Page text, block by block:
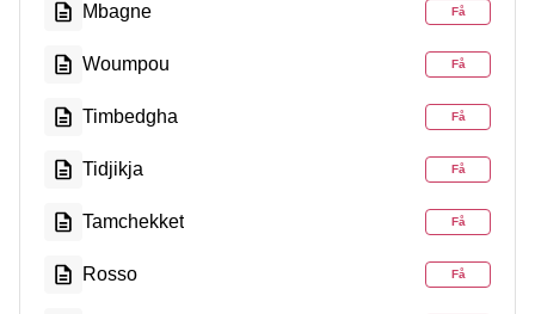
Mbagne Få
Woumpou Få
Timbedgha Få
Tidjikja Få
Tamchekket Få
Rosso Få